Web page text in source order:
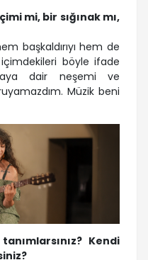
mi, bir sığınak mı,
başkaldırıyı hem de
içimdekileri böyle ifade
dair neşemi ve
Müzik beni
Kendi